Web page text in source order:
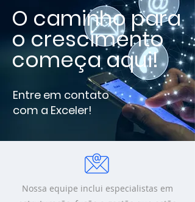
O caminho para
o crescimento
começa aqui!
Entre em contato
com a Exceler!
Nossa equipe inclui especialistas em